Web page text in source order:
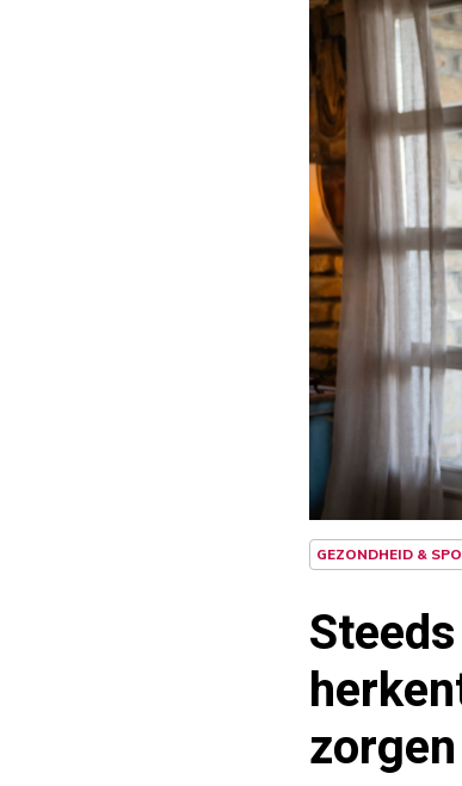
GEZONDHEID &